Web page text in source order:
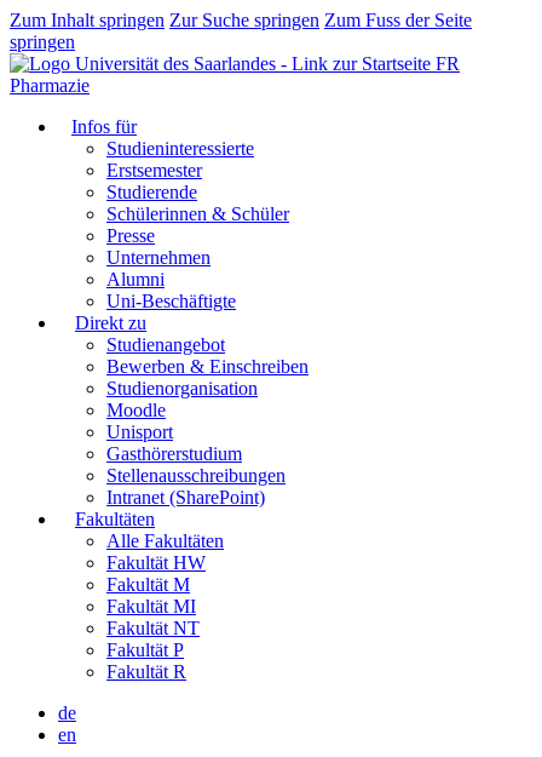
Zum Inhalt springen Zur Suche springen Zum Fuss der Seite
springen
FR
Pharmazie
Infos für
Studieninteressierte
Erstsemester
Studierende
Schülerinnen & Schüler
Presse
Unternehmen
Alumni
Uni-Beschäftigte
Direkt zu
Studienangebot
Bewerben & Einschreiben
Studienorganisation
Moodle
Unisport
Gasthörerstudium
Stellenausschreibungen
Intranet (SharePoint)
Fakultäten
Alle Fakultäten
Fakultät HW
Fakultät M
Fakultät MI
Fakultät NT
Fakultät P
Fakultät R
de
en